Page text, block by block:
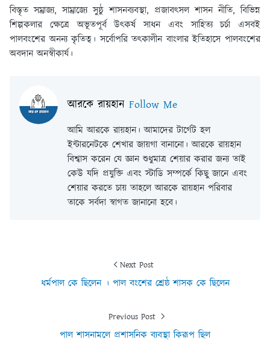
বিস্তৃত সম্রাজ্য, সাম্রাজ্যে সুষ্ঠু শাসনব্যবস্থা, প্রজাবৎসল শাসন নীতি, বিভিন্ন
শিল্পকলার ক্ষেত্রে অভূতপূর্ব উৎকর্ষ সাধন এবং সাহিত্য চর্চা এসবই
পালবংশের অনন্য কৃতিত্ব। সর্বোপরি তৎকালীন বাংলার ইতিহাসে পালবংশের
অবদান অনস্বীকার্য।
আরকে রায়হান Follow Me
আমি আরকে রায়হান। আমাদের টার্গেট হল
ইন্টারনেটকে শেখার জায়গা বানানো। আরকে রায়হান
বিশ্বাস করেন যে জ্ঞান শুধুমাত্র শেয়ার করার জন্য তাই
কেউ যদি প্রযুক্তি এবং স্টাডি সম্পর্কে কিছু জানে এবং
শেয়ার করতে চায় তাহলে আরকে রায়হান পরিবার
তাকে সর্বদা স্বাগত জানানো হবে।
Next Post
ধর্মপাল কে ছিলেন । পাল বংশের শ্রেষ্ঠ শাসক কে ছিলেন
Previous Post
পাল শাসনামলে প্রশাসনিক ব্যবস্থা কিরূপ ছিল